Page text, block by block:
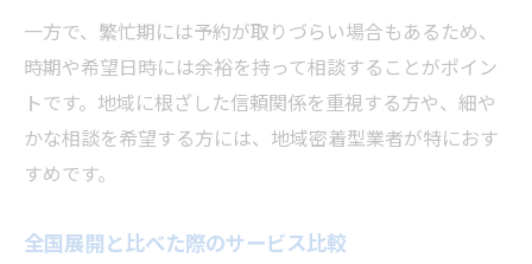
方
最終チェックで押さえたい重要ポイント
失敗しないための依頼前確認リスト
法
一方で、繁忙期には予約が取りづらい場合もあるため、
時期や希望日時には余裕を持って相談することがポイン
トです。地域に根ざした信頼関係を重視する方や、細や
かな相談を希望する方には、地域密着型業者が特におす
すめです。
全国展開と比べた際のサービス比較